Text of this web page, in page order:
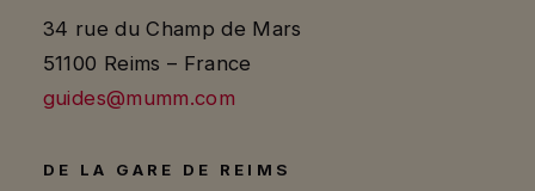
34 rue du Champ de Mars
51100 Reims – France
guides@mumm.com
DE LA GARE DE REIMS